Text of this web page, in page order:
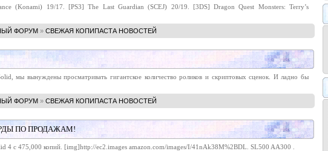
(Konami) 19/17. [PS3] The Last Guardian (SCEJ) 20/19. [3DS] Dragon Quest Monsters: Terry’s
ФОРУМ » СВЕЖАЯ КОПИПАСТА НОВОСТЕЙ
мы вынуждены просматривать гигантское количество роликов и скриптовых сценок. И ладно бы
ФОРУМ » СВЕЖАЯ КОПИПАСТА НОВОСТЕЙ
ПО ПРОДАЖАМ!
4 с 475,000 копий. [img]http://ec2.images amazon.com/images/I/41nAk38M%2BDL. SL500 AA300 .